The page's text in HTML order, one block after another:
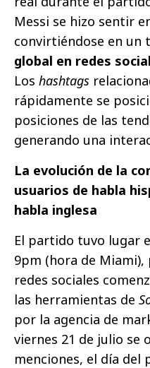
Messi se hizo sentir
convirtiéndose en un
global en redes
Los hashtags
rápidamente se
posiciones de las
generando una
La evolución de la
usuarios de habla
habla inglesa
El partido tuvo lugar
9pm (hora de Miami),
redes sociales
las herramientas de
por la agencia de
viernes 21 de julio se
menciones, el día del